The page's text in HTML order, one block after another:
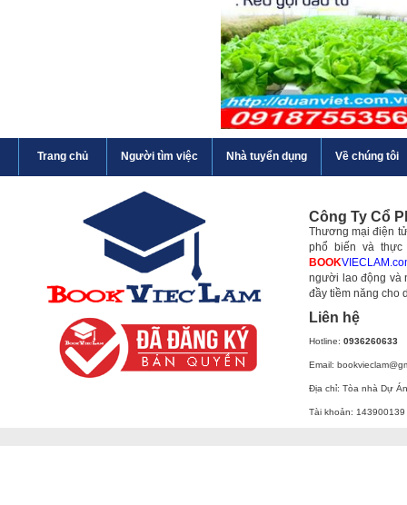
Trang chủ Người tìm việc Nhà tuyển dụng Về chúng tôi
Công Ty Cổ
Thương mại điện
phổ biến và
BOOK
người lao động và
đầy tiềm năng cho
Liên hệ
Hotline: 0936260633
Email:
Địa chỉ: Tòa nhà Dự
Tài khoản: